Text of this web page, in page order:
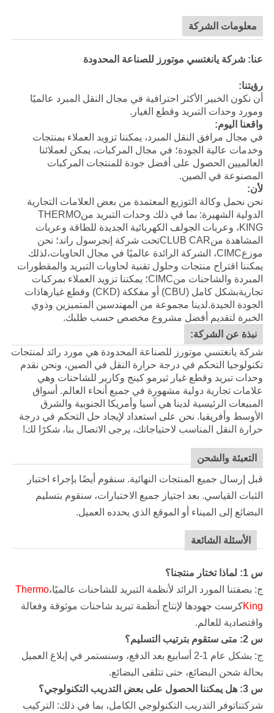
معلومات الشركة
عنا: شركة يانغتسي موتورز للصناعة المحدودة
رؤيتنا:
أن نكون الخبير الأكثر احترافية في مجال النقل المبرد عالميًا
ومورد وحدات التبريد وقطع الغيار.
واقعنا اليوم:
في مجال مرافق النقل المبرد، يمكننا تزويد العملاء بمنتجات
وخدمات عالية الجودة؛ في مجال المركبات، يمكن لعملائنا
العالميين الحصول على أفضل جودة للمنتجات المركبات
المصنوعة في الصين.
لأن:
نحن نحمل وكالة التوزيع المعتمدة من بعض العلامات التجارية
الدولية الشهيرة: بما في ذلك وحدات التبريد منTHERMO
KING، وعربات الجولف الكهربائية الجديدة للطاقة وعربات
المشاهدة منCLUB CARتحت شركة إنجرسول راند؛ نحن
موزعCIMC، الشركة الرائدة عالميًا في مجال الحاويات،لذلك
يمكننا اقتراح منتجات وحلول تقنية لحاويات التبريد والمقطورات
المبردة والشاحنات منCIMC؛ يمكننا تزويد العملاء بمركبات
تجاريةبشكل كامل (CBU) أو مفككة (CKD) وقطع غيارهاذات
الجودة الجيدة.لدينا مجموعة من المهندسين المتميزين وذوي
الخبرة لتقديم أفضل مشروع مخصص حسب طلبك.
نبذة عن الشركة:
شركة يانغتسي موتورز للصناعة المحدودة هي مورد رائد لمنتجات
تكنولوجيا التحكم في درجة حرارة النقل في الصين، ونحن نقدم
وحدات تبريد وقطع غيار ثيرمو كينج وكارير للشاحنات وهي
علامات تجارية دولية مشهورة في جميع أنحاء العالم. أسواق
المبيعات الرئيسية لدينا هي آسيا وأمريكا الجنوبية والشرق
الأوسط وأفريقيا. نحن على استعداد لإيجاد حل التحكم في درجة
حرارة النقل المناسب لاحتياجاتك، يرجى الاتصال بنا، شكرًا لك!
التعبئة والشحن
قبل إرسال جميع المنتجات النهائية. سنقوم أيضًا بإجراء اختبار
الثبات القياسي. بعد اجتياز جميع الاختبارات، سنقوم بتسليم
البضائع إلى الميناء أو الموقع الذي يحدده العميل.
الأسئلة الشائعة
س 1: لماذا تختار منتجنا؟
ج: بصفتنا المورد الرائد لأنظمة التبريد للشاحنات عالميًا،Thermo
Kingكرست جهودها لإنتاج أنظمة تبريد شاحنات موثوقة وفعالة
واقتصادية للعالم.
س 2: متى ستقوم بترتيب التسليم؟
ج: بشكل عام 1-2 أسابيع بعد الدفع، وسنستمر في إبلاغ العميل
بحالة شحن البضائع، حتى تتلقى البضائع.
س 3: هل يمكننا الحصول على بعض التدريب التكنولوجي؟
شركتناتوفر التدريب التكنولوجي الكامل، بما في ذلك: التركيب